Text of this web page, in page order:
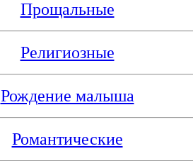
Прощальные
Религиозные
Рождение малыша
Романтические